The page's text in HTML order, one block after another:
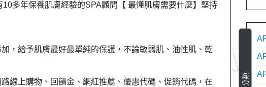
多年保養肌膚經驗的SPA顧問【 最懂肌膚需要什麼】堅持
，給予肌膚最好最單純的保護，不論敏弱肌、油性肌、乾
線上購物、回饋金、網紅推薦、優惠代碼、促銷代碼，在
分類